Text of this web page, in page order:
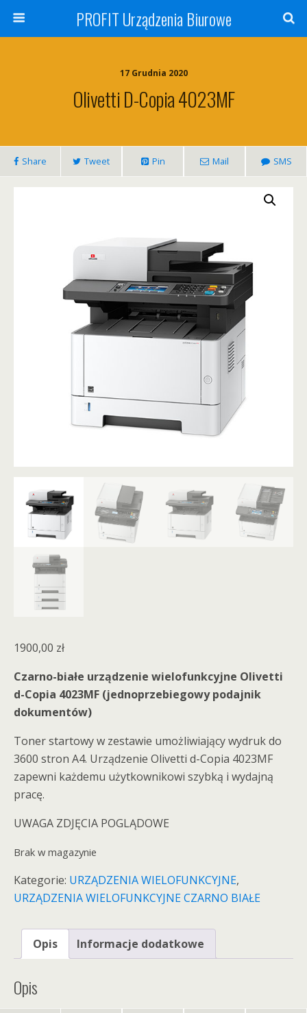
PROFIT Urządzenia Biurowe
17 Grudnia 2020
Olivetti D-Copia 4023MF
Share Tweet Pin Mail SMS
1900,00 zł
Czarno-białe urządzenie wielofunkcyjne Olivetti
d-Copia 4023MF (jednoprzebiegowy podajnik
dokumentów)
Toner startowy w zestawie umożliwiający wydruk do
3600 stron A4. Urządzenie Olivetti d-Copia 4023MF
zapewni każdemu użytkownikowi szybką i wydajną
pracę.
UWAGA ZDJĘCIA POGLĄDOWE
Brak w magazynie
Kategorie: URZĄDZENIA WIELOFUNKCYJNE,
URZĄDZENIA WIELOFUNKCYJNE CZARNO BIAŁE
Opis Informacje dodatkowe
Opis